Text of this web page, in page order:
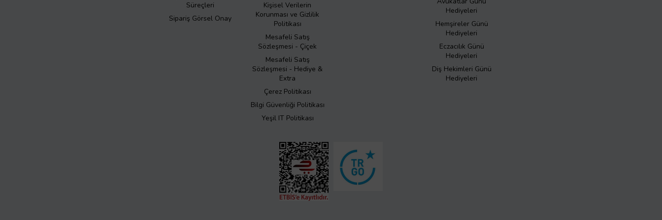
Süreçleri
Sipariş Görsel Onay
Kişisel Verilerin
Korunması ve Gizlilik
Politikası
Mesafeli Satış
Sözleşmesi - Çiçek
Mesafeli Satış
Sözleşmesi - Hediye &
Extra
Çerez Politikası
Bilgi Güvenliği Politikası
Yeşil IT Politikası
Hediyeleri
Hemşireler Günü
Hediyeleri
Eczacılık Günü
Hediyeleri
Diş Hekimleri Günü
Hediyeleri